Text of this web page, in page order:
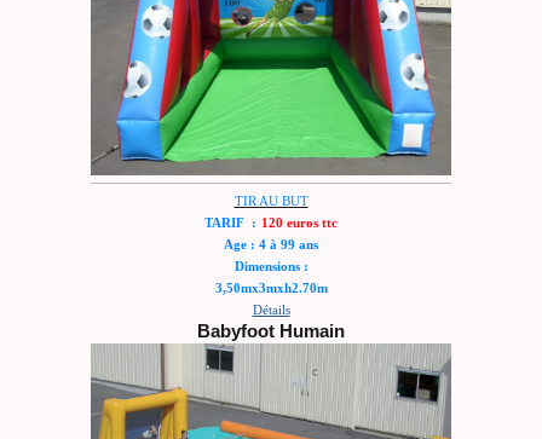
TIR AU BUT
TARIF : 120 euros ttc
Age : 4 à 99 ans
Dimensions :
3,50mx3mxh2.70m
Détails
Babyfoot Humain